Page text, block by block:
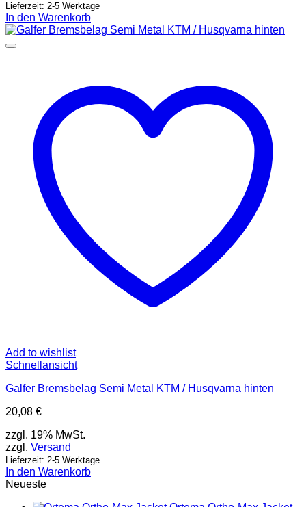
Lieferzeit: 2-5 Werktage
In den Warenkorb
Add to wishlist
Schnellansicht
Galfer Bremsbelag Semi Metal KTM / Husqvarna hinten
20,08 €
zzgl. 19% MwSt.
zzgl. Versand
Lieferzeit: 2-5 Werktage
In den Warenkorb
Neueste